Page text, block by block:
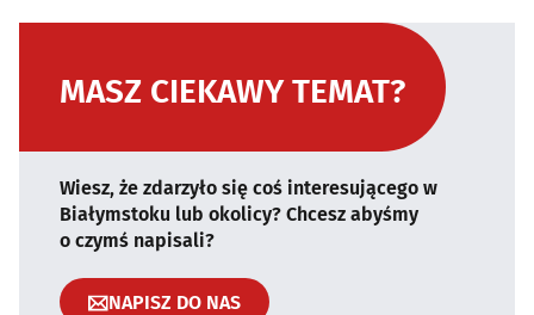
MASZ CIEKAWY TEMAT?
Wiesz, że zdarzyło się coś interesującego w
Białymstoku lub okolicy? Chcesz abyśmy
o czymś napisali?
NAPISZ DO NAS